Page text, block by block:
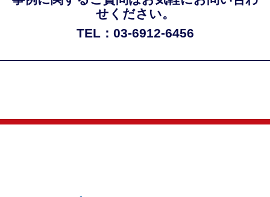
せください。
TEL：03-6912-6456